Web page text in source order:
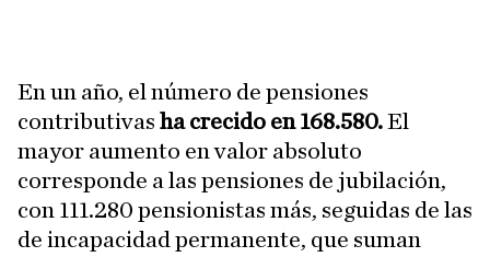
En un año, el número de pensiones
contributivas ha crecido en 168.580.El
mayor aumento en valor absoluto
corresponde a las pensiones de jubilación,
con 111.280 pensionistas más, seguidas de las
de incapacidad permanente, que suman